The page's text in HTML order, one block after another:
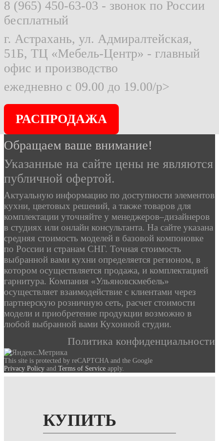
8 (965) 450-63-03 - звонок по России
бесплатный
г. Астрахань, ул. Адмиралтейская,
51Б, ТЦ «Мебель-Центр» - главный
офис и производство
ежедневно с 09.00 до 19.00/p>
РАСПРОДАЖА
Обращаем ваше внимание!
Указанные на сайте цены не являются
публичной офертой.
Актуальную информацию по доступности элементов
кухни, цветовых решений, а также товаров для
комплектации уточняйте у менеджеров–дизайнеров
в студиях или онлайн консультанта. На сайте указана
средняя стоимость моделей в базовой компоновке
по России и странам СНГ. Точная стоимость
выбранной вами кухни определяется регионом, в
котором осуществляется продажа, и комплектацией
гарнитура. Компания «Ульяновскмебель»
осуществляет взаимодействие с клиентами через
партнерскую розничную сеть, расчет стоимости
модели и приобретение продукции возможно в
любой выбранной вами Кухонной студии.
Политика конфиденциальности
This site is protected by reCAPTCHA and the Google
Privacy Policy and Terms of Service apply.
КУПИТЬ